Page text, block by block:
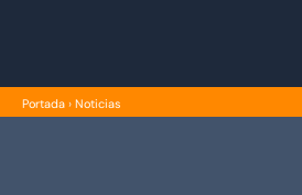
Portada › Noticias